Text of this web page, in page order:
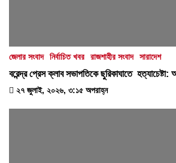
জেলার সংবাদ নির্বাচিত খবর রাজশাহীর সংবাদ সারাদেশ
বরেন্দ্র প্রেস ক্লাব সভাপতিকে ছুরিকাঘাতে
২৭ জুলাই, ২০২৬, ৩:১৫ অপরাহ্ন